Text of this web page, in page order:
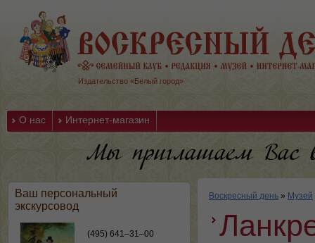
Издательство «Белый город»
О нас Интернет-магазин
Ваш персональный
экскурсовод
(495) 641–31–00
Воскресный день » Музей